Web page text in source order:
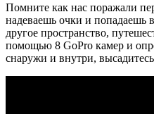
Помните как нас поражали
надеваешь очки и попадаешь
другое пространство,
помощью 8 GoPro камер и
снаружи и внутри,